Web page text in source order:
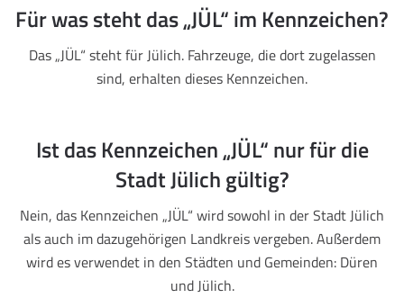
Für was steht das „JÜL“ im Kennzeichen?
Das „JÜL“ steht für Jülich. Fahrzeuge, die dort zugelassen
sind, erhalten dieses Kennzeichen.
Ist das Kennzeichen „JÜL“ nur für die
Stadt Jülich gültig?
Nein, das Kennzeichen „JÜL“ wird sowohl in der Stadt Jülich
als auch im dazugehörigen Landkreis vergeben. Außerdem
wird es verwendet in den Städten und Gemeinden: Düren
und Jülich.